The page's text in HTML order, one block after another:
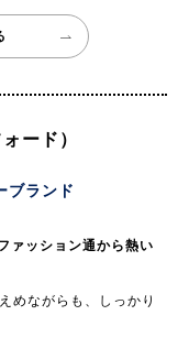
ード）
ブランド
ァッション通から熱い
めながらも、しっかり